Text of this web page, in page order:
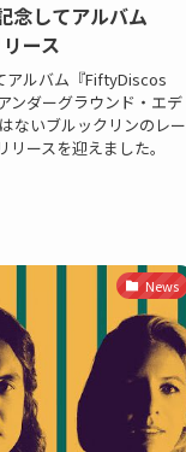
念してアルバム
ース
アルバム『FiftyDiscos
ンダーグラウンド・エデ
ないブルックリンのレー
ースを迎えました。
News